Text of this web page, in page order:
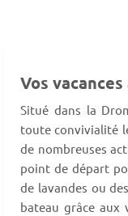
Vos vacances
Situé dans la
toute convivialité
de nombreuses
point de départ
de lavandes ou
bateau grâce aux